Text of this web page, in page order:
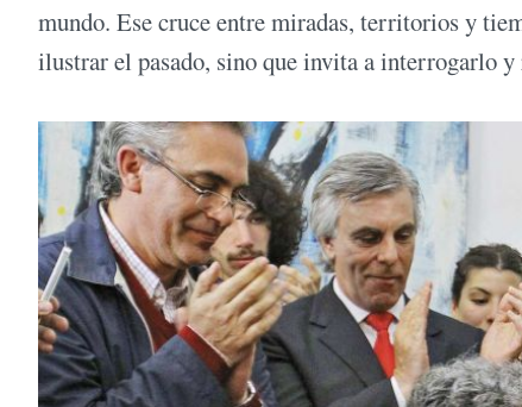
mundo. Ese cruce entre miradas, territorios y
ilustrar el pasado, sino que invita a interrogarlo y